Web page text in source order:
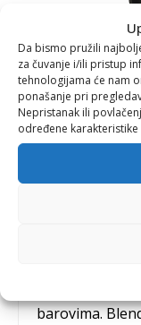
Da bismo pružili
za čuvanje i/ili pristup
tehnologijama će nam
ponašanje pri
Nepristanak ili
određene karakteristike
kombinacijom
izrade i
barovima.